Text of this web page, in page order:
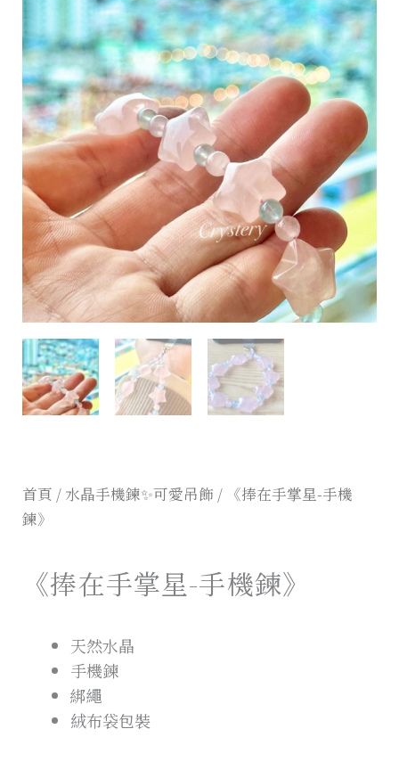
首頁 / 水晶手機鍊✨可愛吊飾 / 《捧在手掌星-手機
鍊》
《捧在手掌星-手機鍊》
天然水晶
手機鍊
綁繩
絨布袋包裝